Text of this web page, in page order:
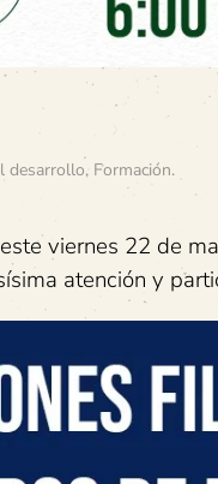
desarrollo, Formación.
viernes 22 de
atención y